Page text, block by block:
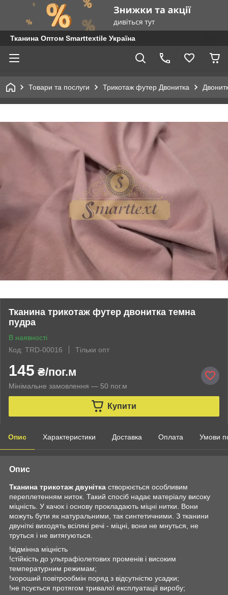
Тканина Оптом Smarttextile Україна
Товари та послуги Трикотаж футер Двонитка
Тканина трикотаж футер двонитка темна
пудра
В наявності
Код: TRD-00016
Тільки опт
145 ₴/пог.м
Мінімальне замовлення — 50 пог.м
Купити
Опис Характеристики Доставка Оплата Умови
Опис
Тканина трикотаж двунітка створюється особливим
переплетенням ниток. Такий спосіб надає матеріалу високу
міцність. У качок і основу прокладають міцні нитки. Вони
можуть бути як натуральними, так синтетичними. З тканини
двуніткі виходять всілякі речі - міцні, вони не мнуться, не
труться і не витягуються.
!відмінна міцність
!стійкість до ультрафіолетових променів і високим
температурним режимам;
!хороший повітрообмін поряд з відсутністю усадки;
!не псується протягом тривалої експлуатації виробу;